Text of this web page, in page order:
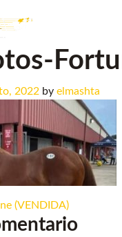
2022 by elmashta
(VENDIDA)